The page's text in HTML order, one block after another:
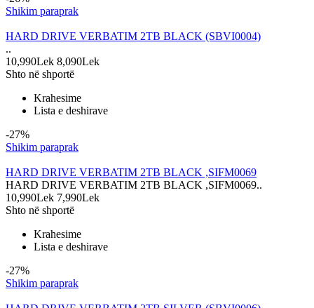
Shikim paraprak
HARD DRIVE VERBATIM 2TB BLACK (SBVI0004)
..
10,990Lek 8,090Lek
Shto në shportë
Krahesime
Lista e deshirave
-27%
Shikim paraprak
HARD DRIVE VERBATIM 2TB BLACK ,SIFM0069
HARD DRIVE VERBATIM 2TB BLACK ,SIFM0069..
10,990Lek 7,990Lek
Shto në shportë
Krahesime
Lista e deshirave
-27%
Shikim paraprak